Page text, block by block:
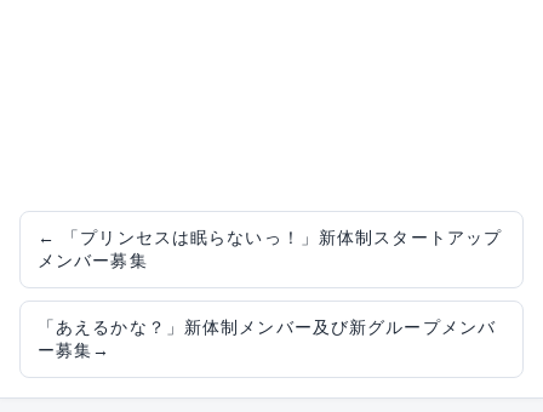
←
「プリンセスは眠らないっ！」新体制スタートアップ
メンバー募集
「あえるかな？」新体制メンバー及び新グループメンバ
ー募集→